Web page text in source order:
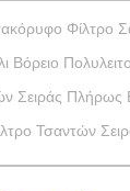
Φίλτρο Σακούλας
Φίλτρο Τύπου
Πλήρως
Σειράς 1200